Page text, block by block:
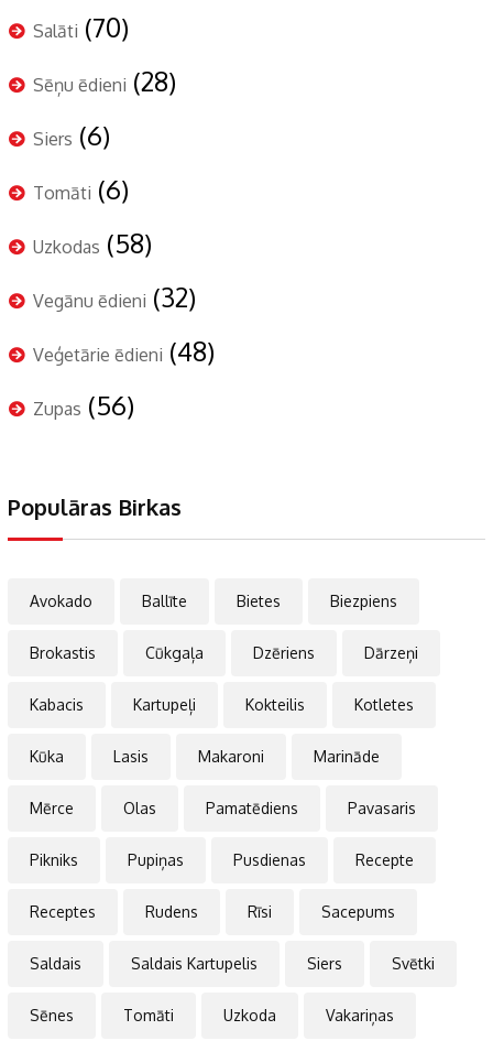
Salāti (70)
Sēņu ēdieni (28)
Siers (6)
Tomāti (6)
Uzkodas (58)
Vegānu ēdieni (32)
Veģetārie ēdieni (48)
Zupas (56)
Populāras Birkas
Avokado Ballīte Bietes Biezpiens
Brokastis Cūkgaļa Dzēriens Dārzeņi
Kabacis Kartupeļi Kokteilis Kotletes
Kūka Lasis Makaroni Marināde
Mērce Olas Pamatēdiens Pavasaris
Pikniks Pupiņas Pusdienas Recepte
Receptes Rudens Rīsi Sacepums
Saldais Saldais Kartupelis Siers Svētki
Sēnes Tomāti Uzkoda Vakariņas